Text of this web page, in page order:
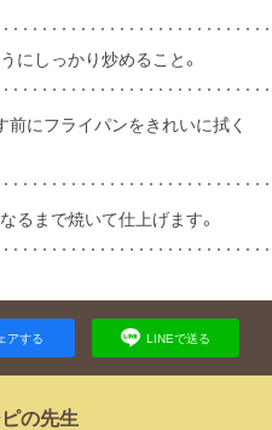
にしっかり炒めること。
前にフライパンをきれいに拭く
るまで焼いて仕上げます。
アする LINEで送る
の先生